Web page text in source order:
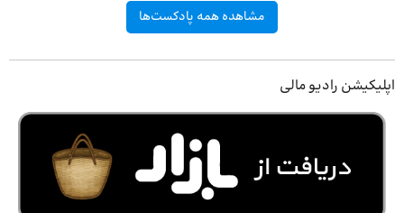
مشاهده همه پادکست‌ها
اپلیکیشن رادیو مالی